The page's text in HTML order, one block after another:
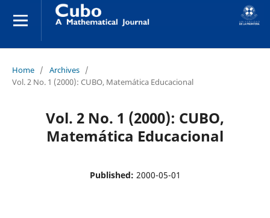
Home / Archives /
Vol. 2 No. 1 (2000): CUBO, Matemática Educacional
Vol. 2 No. 1 (2000): CUBO,
Matemática Educacional
Published: 2000-05-01